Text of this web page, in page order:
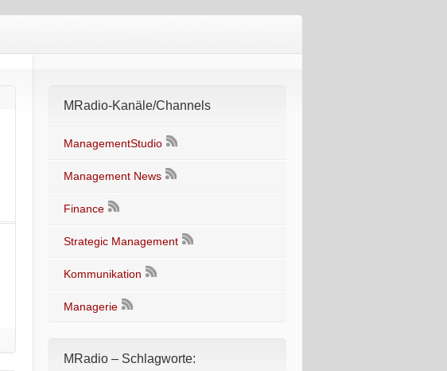
MRadio-Kanäle/Channels
ManagementStudio
Management News
Finance
Strategic Management
Kommunikation
Managerie
MRadio – Schlagworte: